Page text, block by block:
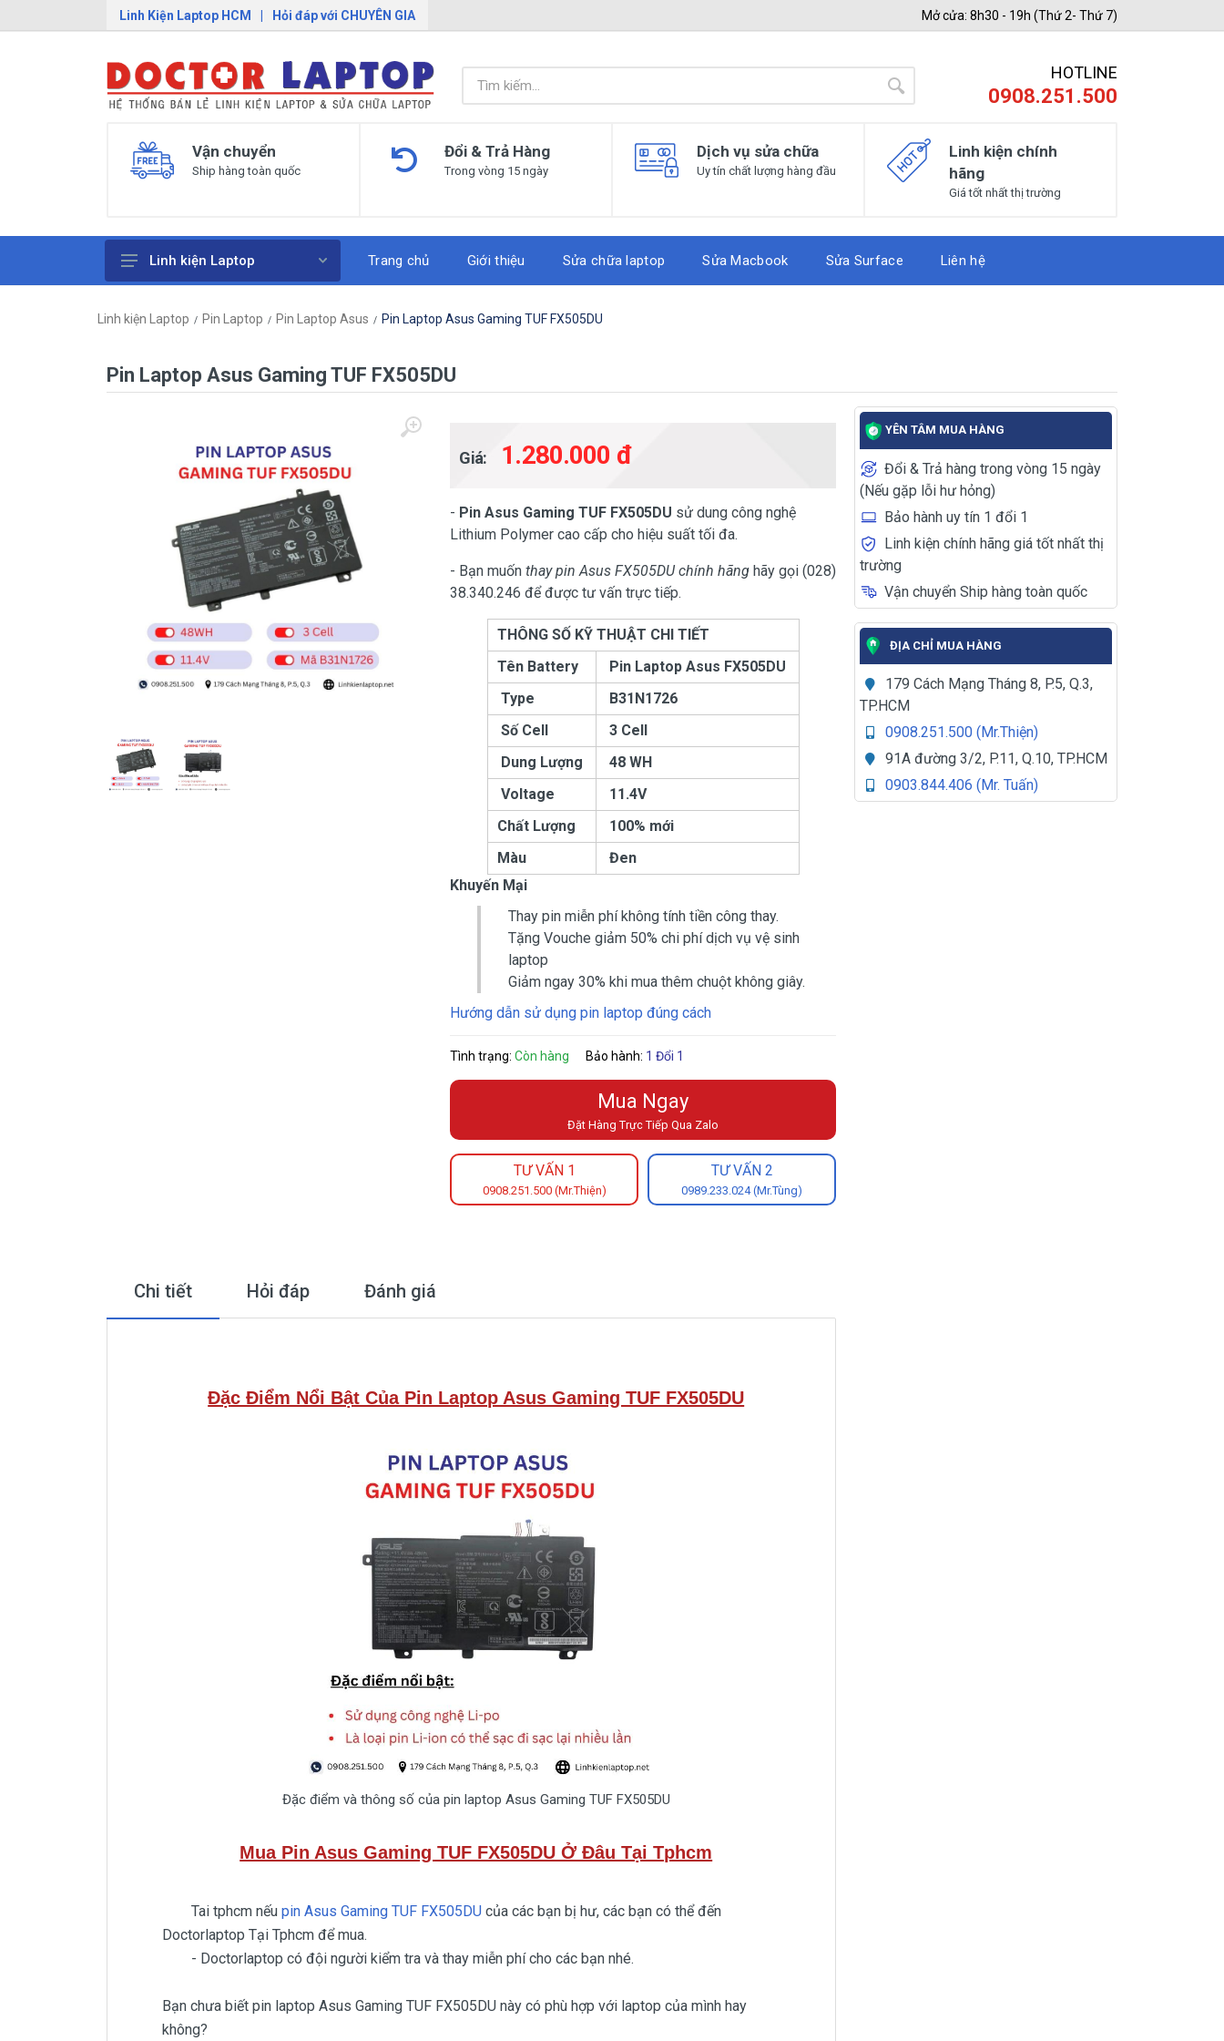
Linh Kiện Laptop HCM | Hỏi đáp với CHUYÊN GIA Mở cửa: 8h30 - 19h (Thứ 2- Thứ 7)
HOTLINE
0908.251.500
Vận chuyển
Ship hàng toàn quốc
Đổi & Trả Hàng
Trong vòng 15 ngày
Dịch vụ sửa chữa
Uy tín chất lượng hàng đầu
Linh kiện chính
hãng
Giá tốt nhất thị trường
Bàn Phím Laptop
Ổ cứng SSD laptop
Dịch vụ thay pin Surface chính
hãng, uy tín tại tphcm
Thay sạc Surface Pro
Thay màn hình Surface Pro
Quạt Laptop
Linh kiện Laptop Trang chủ Giới thiệu Sửa chữa laptop Sửa Macbook Sửa Surface Liên hệ
Linh kiện Laptop Pin Laptop Pin Laptop Asus Pin Laptop Asus Gaming TUF FX505DU
Pin Laptop Asus Gaming TUF FX505DU
Giá: 1.280.000 đ
- Pin Asus Gaming TUF FX505DU sử dung công nghệ
Lithium Polymer cao cấp cho hiệu suất tối đa.
- Bạn muốnthay pin Asus FX505DU chính hãnghãy gọi (028)
38.340.246 để được tư vấn trực tiếp.
THÔNG SỐ KỸ THUẬT CHI TIẾT
Tên Battery
Pin Laptop Asus FX505DU
Type
B31N1726
Số Cell
3 Cell
Dung Lượng
48 WH
Voltage
11.4V
Chất Lượng
100% mới
Màu
Đen
Khuyến Mại
Thay pin miễn phí không tính tiền công thay.
Tặng Vouche giảm 50% chi phí dịch vụ vệ sinh
laptop
Giảm ngay 30% khi mua thêm chuột không giây.
Hướng dẫn sử dụng pin laptop đúng cách
Tình trạng:Còn hàng Bảo hành: 1 Đổi 1
Mua Ngay
Đặt Hàng Trực Tiếp Qua Zalo
TƯ VẤN 1
0908.251.500 (Mr.Thiện)
TƯ VẤN 2
0989.233.024 (Mr.Tùng)
YÊN TÂM MUA HÀNG
Đổi & Trả hàng trong vòng 15 ngày
(Nếu gặp lỗi hư hỏng)
Bảo hành uy tín 1 đổi 1
Linh kiện chính hãng giá tốt nhất thị
trường
Vận chuyển Ship hàng toàn quốc
ĐỊA CHỈ MUA HÀNG
179 Cách Mạng Tháng 8, P.5, Q.3,
TP.HCM
0908.251.500 (Mr.Thiện)
91A đường 3/2, P.11, Q.10, TP.HCM
0903.844.406 (Mr. Tuấn)
Chi tiết Hỏi đáp Đánh giá
Đặc Điểm Nổi Bật Của Pin Laptop Asus Gaming TUF FX505DU
Đặc điểm và thông số của pin laptop Asus Gaming TUF FX505DU
Mua Pin Asus Gaming TUF FX505DU Ở Đâu Tại Tphcm
Tai tphcm nếu pin Asus Gaming TUF FX505DU của các bạn bị hư, các bạn có thể đến
Doctorlaptop Tại Tphcm để mua.
- Doctorlaptop có đội người kiểm tra và thay miễn phí cho các bạn nhé.
Bạn chưa biết pin laptop Asus Gaming TUF FX505DU này có phù hợp với laptop của mình hay
không?